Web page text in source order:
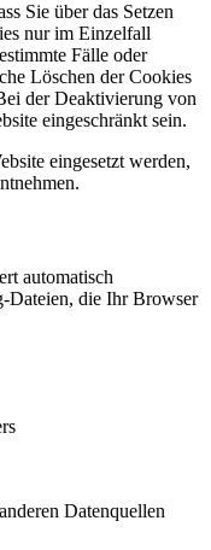
Sie über das Setzen
nur im Einzelfall
Fälle oder
Löschen der Cookies
der Deaktivierung von
eingeschränkt sein.
eingesetzt werden,
automatisch
Dateien, die Ihr Browser
Datenquellen